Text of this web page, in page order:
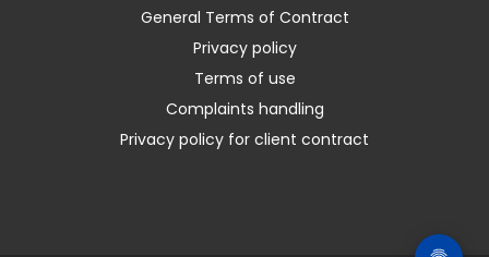
General Terms of Contract
Privacy policy
Terms of use
Complaints handling
Privacy policy for client contract